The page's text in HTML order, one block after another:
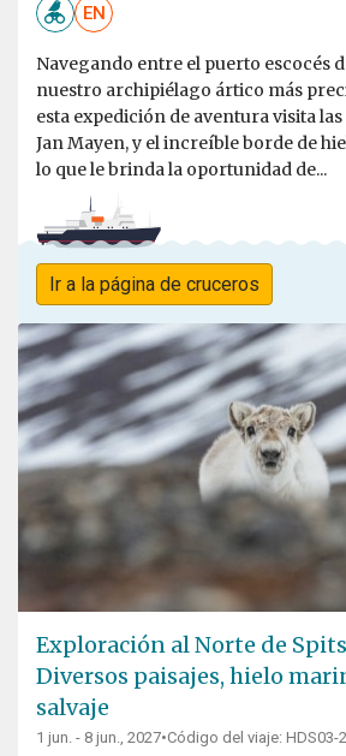
EN
Navegando entre el puerto escocés
nuestro archipiélago ártico más
esta expedición de aventura visita las
Jan Mayen, y el increíble borde de
lo que le brinda la oportunidad de...
Ir a la página de cruceros
Exploración al Norte de
Diversos paisajes, hielo
salvaje
1 jun. - 8 jun., 2027•Código del viaje: HDS03-